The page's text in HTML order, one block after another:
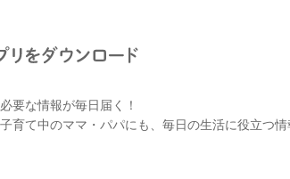
要な情報が毎日届く！
育て中のママ・パパにも、毎日の生活に役立つ情